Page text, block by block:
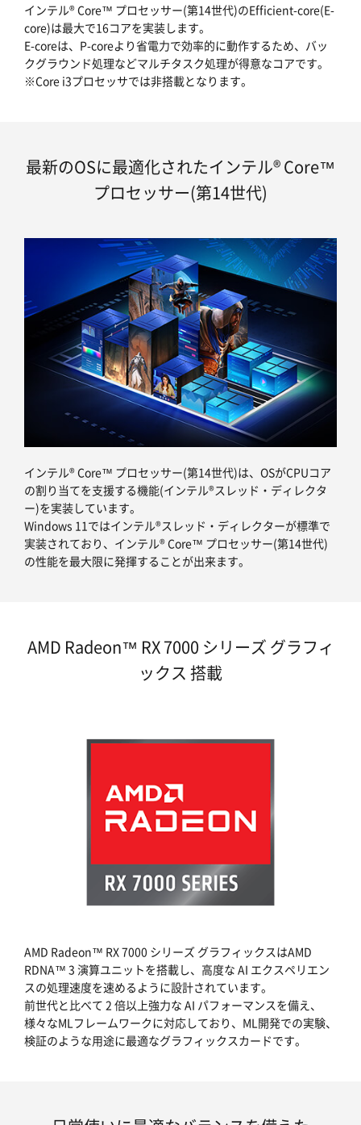
インテル® Core™ プロセッサー(第14世代)のEfficient-core(E-
core)は最大で16コアを実装します。
E-coreは、P-coreより省電力で効率的に動作するため、バッ
クグラウンド処理などマルチタスク処理が得意なコアです。
※Core i3プロセッサでは非搭載となります。
最新のOSに最適化されたインテル® Core™
プロセッサー(第14世代)
インテル® Core™ プロセッサー(第14世代)は、OSがCPUコア
の割り当てを支援する機能(インテル®スレッド・ディレクタ
ー)を実装しています。
Windows 11ではインテル®スレッド・ディレクターが標準で
実装されており、インテル® Core™ プロセッサー(第14世代)
の性能を最大限に発揮することが出来ます。
AMD Radeon™ RX 7000 シリーズ グラフィ
ックス 搭載
AMD Radeon™ RX 7000 シリーズ グラフィックスはAMD
RDNA™ 3 演算ユニットを搭載し、高度な AI エクスペリエン
スの処理速度を速めるように設計されています。
前世代と比べて 2 倍以上強力な AI パフォーマンスを備え、
様々なMLフレームワークに対応しており、ML開発での実験、
検証のような用途に最適なグラフィックスカードです。